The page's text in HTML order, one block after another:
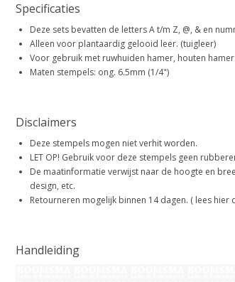
Specificaties
Deze sets bevatten de letters A t/m Z, @, & en
Alleen voor plantaardig gelooid leer. (tuigleer)
Voor gebruik met ruwhuiden hamer, houten
Maten stempels: ong. 6.5mm (1/4")
Disclaimers
Deze stempels mogen niet verhit worden.
LET OP! Gebruik voor deze stempels geen
De maatinformatie verwijst naar de hoogte en
design, etc.
Retourneren mogelijk binnen 14 dagen. ( lees
Handleiding